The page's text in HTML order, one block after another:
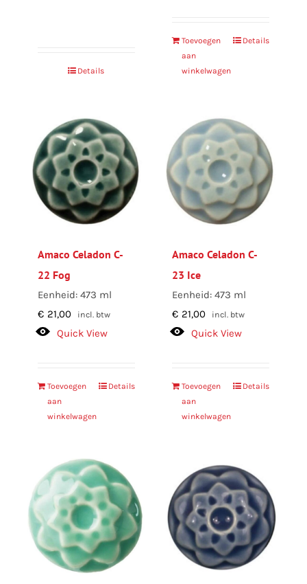
Details
Toevoegen
aan
winkelwagen
Details
Amaco Celadon C-
22 Fog
Eenheid: 473 ml
€ 21,00 incl. btw
Quick View
Toevoegen
aan
winkelwagen
Details
Amaco Celadon C-
23 Ice
Eenheid: 473 ml
€ 21,00 incl. btw
Quick View
Toevoegen
aan
winkelwagen
Details